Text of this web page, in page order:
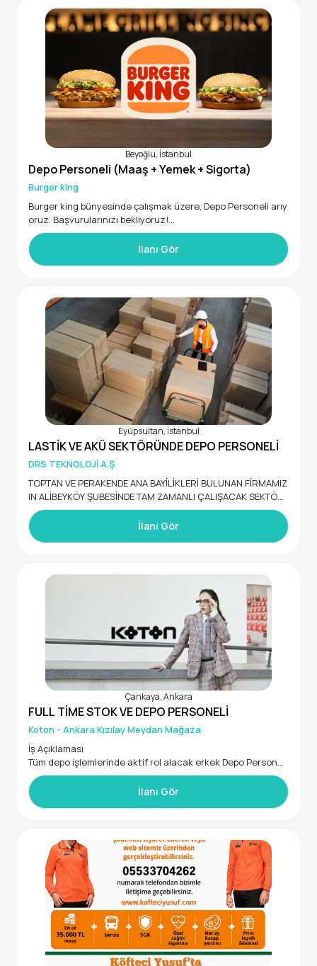
Beyoğlu, İstanbul
Depo Personeli (Maaş + Yemek + Sigorta)
Burger king
Burger king bünyesinde çalışmak üzere, Depo Personeli arıy
oruz. Başvurularınızı bekliyoruz!
İlanı Gör
Eyüpsultan, İstanbul
LASTİK VE AKÜ SEKTÖRÜNDE DEPO PERSONELİ
DRS TEKNOLOJİ A.Ş
TOPTAN VE PERAKENDE ANA BAYİLİKLERİ BULUNAN FİRMAMIZ
IN ALİBEYKÖY ŞUBESİNDE TAM ZAMANLI ÇALIŞACAK SEKTÖR
DENEYİMLİ DEPO PERSONELİ ARIYORUZ.
MAAŞ + YOL + YEMEK
İlanı Gör
Çankaya, Ankara
FULL TİME STOK VE DEPO PERSONELİ
Koton - Ankara Kızılay Meydan Mağaza
İş Açıklaması
Tüm depo işlemlerinde aktif rol alacak erkek Depo Personeli
arıyoruz.
• Ürün giriş çıkış işlemlerini hatasız ve zamanında yapmak,
• Doğru ve eksiksiz alarmlama yapmak ve stok kayıplarını ö
• Depo adreslemenin doğru olmasını sağlamak,
• Stok mutabakatı ve stoğun doğru yönetimi konusunda a
ktif olmak,
• Stok ile ilgili evrakların doğru ve düzenli olmasını sağlama
• Kontol alanındaki malzemelerin kontrolünü yapmakve sür
ekli çalışır durumda olmasını sağlamak,
İlanı Gör